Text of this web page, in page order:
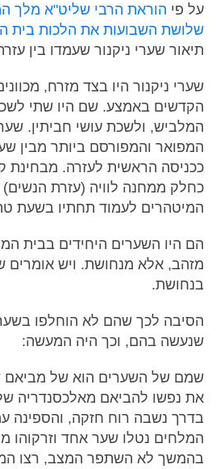
על פי הוראת הרבי שליט"א מלך
שלושת השבועות את הלכות בית
תיאור שערי ניקנור שעמדו בין
שערי ניקנור היו בצד מזרח,
הקדשים באמצע. שם היו שתי
המלביש, ולשכת עושי חביתין.
המפואר והמפורסם ביותר מבין
ככניסה הראשית לעזרה.
כחלק ממחנה לוויה (עזרת הנשים)
המיטהרים לעמוד תחתיו בשעת
הם היו השערים היחידים בבית
מזהב, אלא מנחושת. ויש אומרים
בנחושת.
הסיבה לכך שהם לא הוחלפו
שנעשה בהם, וכך היה המעשה:
שמם של השערים הוא של מביאם
את נפשו להביאם מאלכסנדריה
בדרך נשבה רוח חזקה, והספינה
המלחים נטלו שער אחד וזרקוהו
בהמשך לא השתפר המצב, רצו